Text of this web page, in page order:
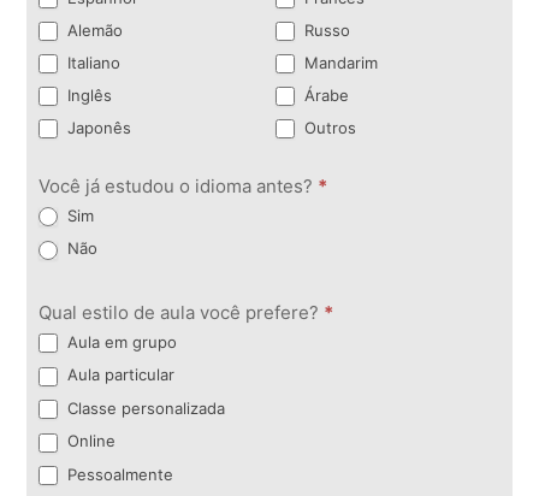
Alemão
Russo
Italiano
Mandarim
Inglês
Árabe
Japonês
Outros
Você já estudou o idioma antes? *
Sim
Não
Qual estilo de aula você prefere? *
Aula em grupo
Aula particular
Classe personalizada
Online
Pessoalmente